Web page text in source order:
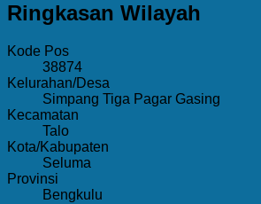
Ringkasan Wilayah
Kode Pos
38874
Kelurahan/Desa
Simpang Tiga Pagar Gasing
Kecamatan
Talo
Kota/Kabupaten
Seluma
Provinsi
Bengkulu